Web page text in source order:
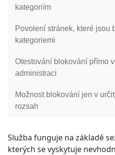
kategoriím
Povolení stránek, které jsou
kategoriemi
Otestování blokování přímo v
administraci
Možnost blokování jen v
rozsah
Služba funguje na základě
kterých se vyskytuje